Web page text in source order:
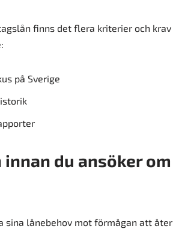
finns det flera kriterier och krav
på Sverige
du ansöker
sina lånebehov mot förmågan att